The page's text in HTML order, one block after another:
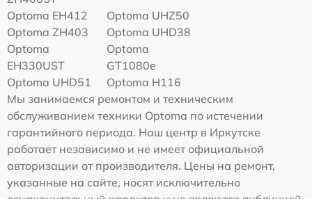
Optoma EH412
Optoma UHZ50
Optoma ZH403
Optoma UHD38
Optoma
EH330UST
Optoma
GT1080e
Optoma UHD51
Optoma H116
Мы занимаемся ремонтом и техническим
обслуживанием техники Optoma по истечении
гарантийного периода. Наш центр в Иркутске
работает независимо и не имеет официальной
авторизации от производителя. Цены на ремонт,
указанные на сайте, носят исключительно